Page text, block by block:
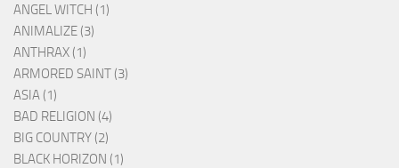
ANGEL WITCH (1)
ANIMALIZE (3)
ANTHRAX (1)
ARMORED SAINT (3)
ASIA (1)
BAD RELIGION (4)
BIG COUNTRY (2)
BLACK HORIZON (1)